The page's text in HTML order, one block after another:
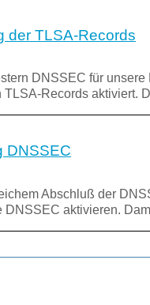
der TLSA-Records
DNSSEC für
TLSA-Records aktiviert.
DNSSEC
Abschluß der
DNSSEC aktivieren.